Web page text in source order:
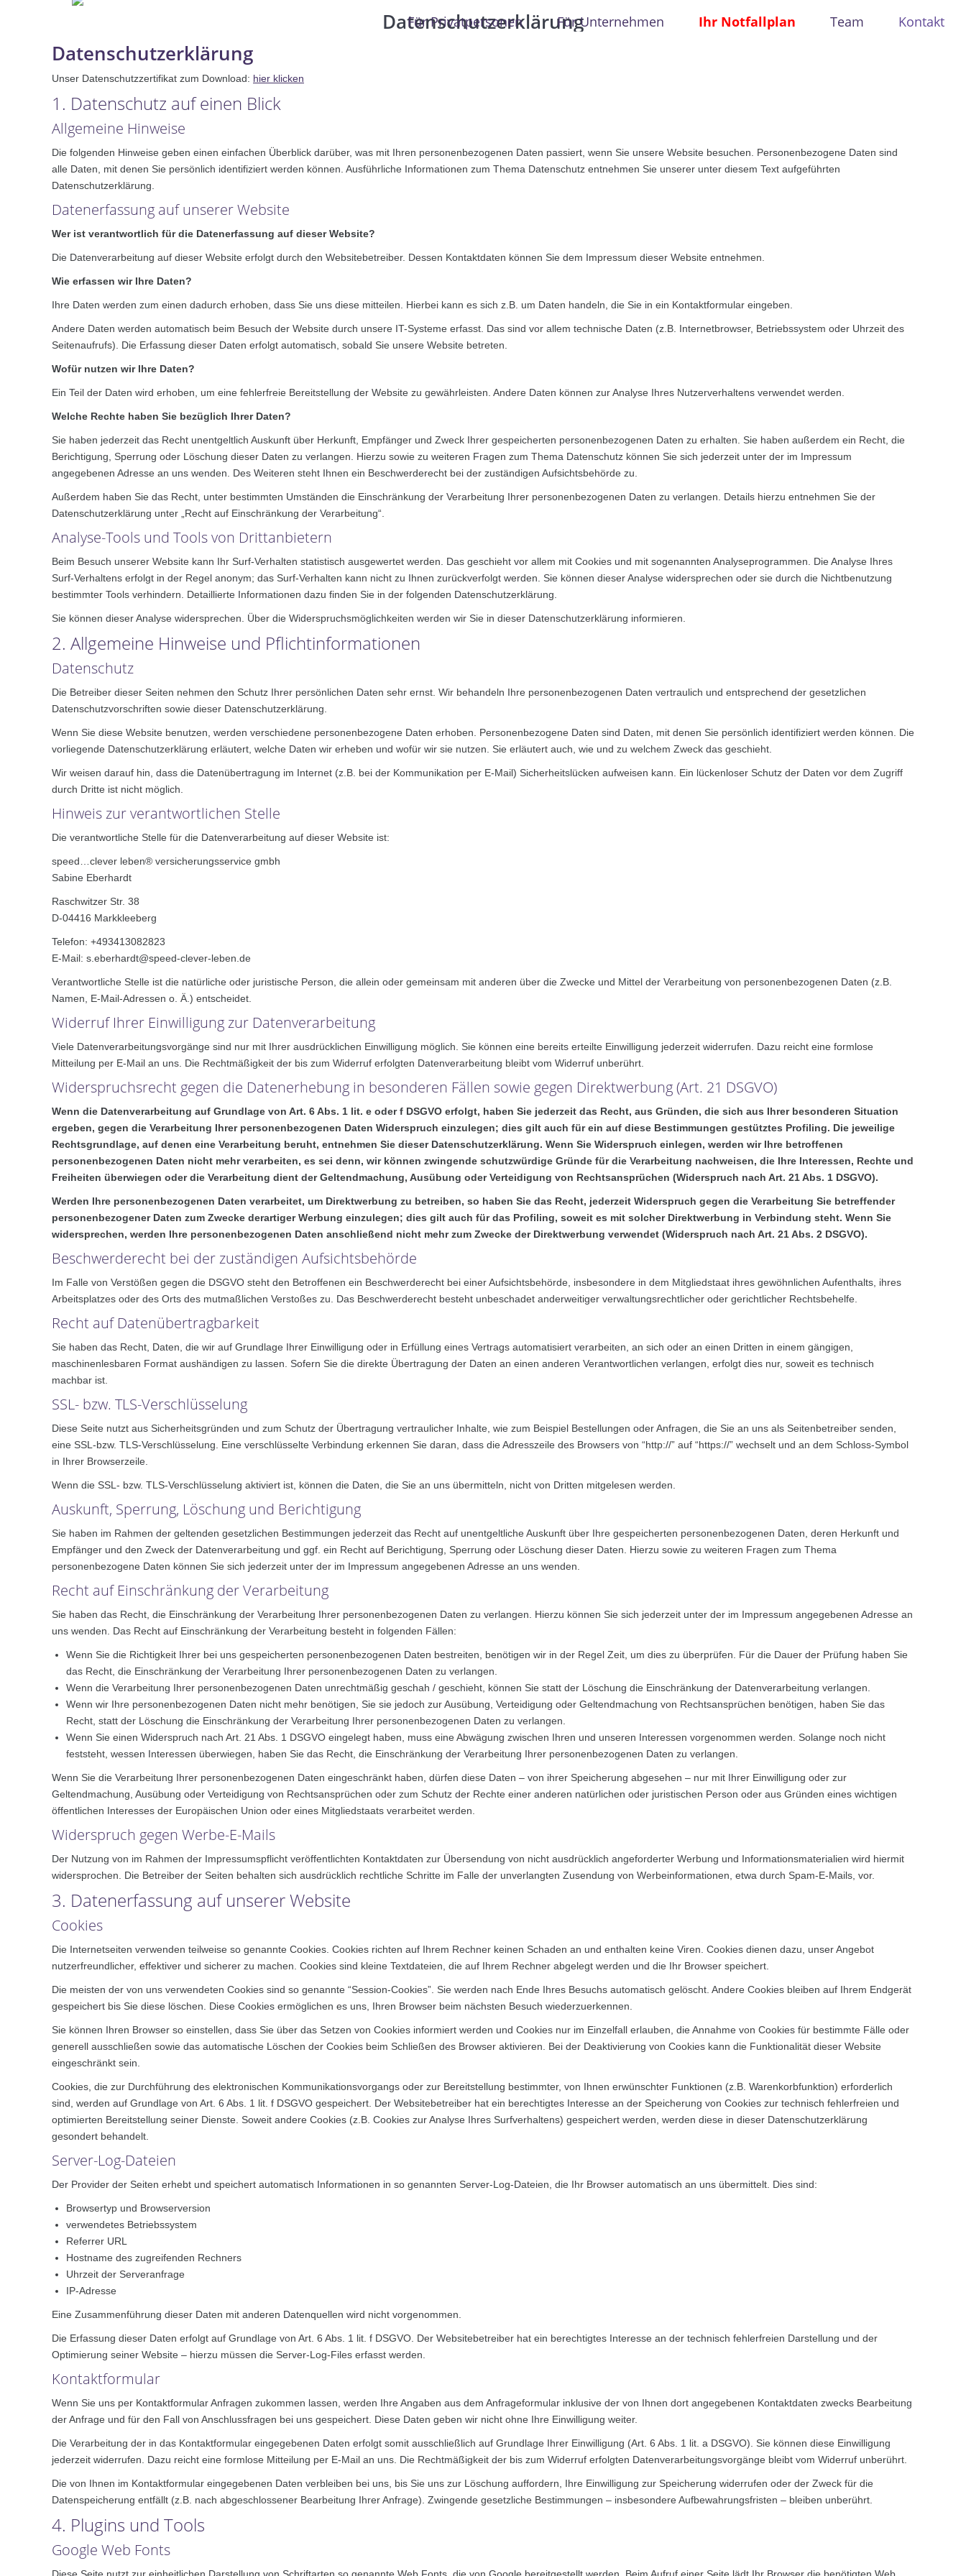
Für Privatpersonen Für Unternehmen Ihr Notfallplan Team Kontakt
Datenschutzerklärung
Datenschutzerklärung
Unser Datenschutzzertifikat zum Download: hier klicken
1. Datenschutz auf einen Blick
Allgemeine Hinweise
Die folgenden Hinweise geben einen einfachen Überblick darüber, was mit Ihren personenbezogenen Daten passiert, wenn Sie unsere Website besuchen. Personenbezogene Daten sind
alle Daten, mit denen Sie persönlich identifiziert werden können. Ausführliche Informationen zum Thema Datenschutz entnehmen Sie unserer unter diesem Text aufgeführten
Datenschutzerklärung.
Datenerfassung auf unserer Website
Wer ist verantwortlich für die Datenerfassung auf dieser Website?
Die Datenverarbeitung auf dieser Website erfolgt durch den Websitebetreiber. Dessen Kontaktdaten können Sie dem Impressum dieser Website entnehmen.
Wie erfassen wir Ihre Daten?
Ihre Daten werden zum einen dadurch erhoben, dass Sie uns diese mitteilen. Hierbei kann es sich z.B. um Daten handeln, die Sie in ein Kontaktformular eingeben.
Andere Daten werden automatisch beim Besuch der Website durch unsere IT-Systeme erfasst. Das sind vor allem technische Daten (z.B. Internetbrowser, Betriebssystem oder Uhrzeit des
Seitenaufrufs). Die Erfassung dieser Daten erfolgt automatisch, sobald Sie unsere Website betreten.
Wofür nutzen wir Ihre Daten?
Ein Teil der Daten wird erhoben, um eine fehlerfreie Bereitstellung der Website zu gewährleisten. Andere Daten können zur Analyse Ihres Nutzerverhaltens verwendet werden.
Welche Rechte haben Sie bezüglich Ihrer Daten?
Sie haben jederzeit das Recht unentgeltlich Auskunft über Herkunft, Empfänger und Zweck Ihrer gespeicherten personenbezogenen Daten zu erhalten. Sie haben außerdem ein Recht, die
Berichtigung, Sperrung oder Löschung dieser Daten zu verlangen. Hierzu sowie zu weiteren Fragen zum Thema Datenschutz können Sie sich jederzeit unter der im Impressum
angegebenen Adresse an uns wenden. Des Weiteren steht Ihnen ein Beschwerderecht bei der zuständigen Aufsichtsbehörde zu.
Außerdem haben Sie das Recht, unter bestimmten Umständen die Einschränkung der Verarbeitung Ihrer personenbezogenen Daten zu verlangen. Details hierzu entnehmen Sie der
Datenschutzerklärung unter „Recht auf Einschränkung der Verarbeitung“.
Analyse-Tools und Tools von Drittanbietern
Beim Besuch unserer Website kann Ihr Surf-Verhalten statistisch ausgewertet werden. Das geschieht vor allem mit Cookies und mit sogenannten Analyseprogrammen. Die Analyse Ihres
Surf-Verhaltens erfolgt in der Regel anonym; das Surf-Verhalten kann nicht zu Ihnen zurückverfolgt werden. Sie können dieser Analyse widersprechen oder sie durch die Nichtbenutzung
bestimmter Tools verhindern. Detaillierte Informationen dazu finden Sie in der folgenden Datenschutzerklärung.
Sie können dieser Analyse widersprechen. Über die Widerspruchsmöglichkeiten werden wir Sie in dieser Datenschutzerklärung informieren.
2. Allgemeine Hinweise und Pflichtinformationen
Datenschutz
Die Betreiber dieser Seiten nehmen den Schutz Ihrer persönlichen Daten sehr ernst. Wir behandeln Ihre personenbezogenen Daten vertraulich und entsprechend der gesetzlichen
Datenschutzvorschriften sowie dieser Datenschutzerklärung.
Wenn Sie diese Website benutzen, werden verschiedene personenbezogene Daten erhoben. Personenbezogene Daten sind Daten, mit denen Sie persönlich identifiziert werden können. Die
vorliegende Datenschutzerklärung erläutert, welche Daten wir erheben und wofür wir sie nutzen. Sie erläutert auch, wie und zu welchem Zweck das geschieht.
Wir weisen darauf hin, dass die Datenübertragung im Internet (z.B. bei der Kommunikation per E-Mail) Sicherheitslücken aufweisen kann. Ein lückenloser Schutz der Daten vor dem Zugriff
durch Dritte ist nicht möglich.
Hinweis zur verantwortlichen Stelle
Die verantwortliche Stelle für die Datenverarbeitung auf dieser Website ist:
speed…clever leben® versicherungsservice gmbh
Sabine Eberhardt
Raschwitzer Str. 38
D-04416 Markkleeberg
Telefon: +493413082823
E-Mail: s.eberhardt@speed-clever-leben.de
Verantwortliche Stelle ist die natürliche oder juristische Person, die allein oder gemeinsam mit anderen über die Zwecke und Mittel der Verarbeitung von personenbezogenen Daten (z.B.
Namen, E-Mail-Adressen o. Ä.) entscheidet.
Widerruf Ihrer Einwilligung zur Datenverarbeitung
Viele Datenverarbeitungsvorgänge sind nur mit Ihrer ausdrücklichen Einwilligung möglich. Sie können eine bereits erteilte Einwilligung jederzeit widerrufen. Dazu reicht eine formlose
Mitteilung per E-Mail an uns. Die Rechtmäßigkeit der bis zum Widerruf erfolgten Datenverarbeitung bleibt vom Widerruf unberührt.
Widerspruchsrecht gegen die Datenerhebung in besonderen Fällen sowie gegen Direktwerbung (Art. 21 DSGVO)
Wenn die Datenverarbeitung auf Grundlage von Art. 6 Abs. 1 lit. e oder f DSGVO erfolgt, haben Sie jederzeit das Recht, aus Gründen, die sich aus Ihrer besonderen Situation
ergeben, gegen die Verarbeitung Ihrer personenbezogenen Daten Widerspruch einzulegen; dies gilt auch für ein auf diese Bestimmungen gestütztes Profiling. Die jeweilige
Rechtsgrundlage, auf denen eine Verarbeitung beruht, entnehmen Sie dieser Datenschutzerklärung. Wenn Sie Widerspruch einlegen, werden wir Ihre betroffenen
personenbezogenen Daten nicht mehr verarbeiten, es sei denn, wir können zwingende schutzwürdige Gründe für die Verarbeitung nachweisen, die Ihre Interessen, Rechte und
Freiheiten überwiegen oder die Verarbeitung dient der Geltendmachung, Ausübung oder Verteidigung von Rechtsansprüchen (Widerspruch nach Art. 21 Abs. 1 DSGVO).
Werden Ihre personenbezogenen Daten verarbeitet, um Direktwerbung zu betreiben, so haben Sie das Recht, jederzeit Widerspruch gegen die Verarbeitung Sie betreffender
personenbezogener Daten zum Zwecke derartiger Werbung einzulegen; dies gilt auch für das Profiling, soweit es mit solcher Direktwerbung in Verbindung steht. Wenn Sie
widersprechen, werden Ihre personenbezogenen Daten anschließend nicht mehr zum Zwecke der Direktwerbung verwendet (Widerspruch nach Art. 21 Abs. 2 DSGVO).
Beschwerderecht bei der zuständigen Aufsichtsbehörde
Im Falle von Verstößen gegen die DSGVO steht den Betroffenen ein Beschwerderecht bei einer Aufsichtsbehörde, insbesondere in dem Mitgliedstaat ihres gewöhnlichen Aufenthalts, ihres
Arbeitsplatzes oder des Orts des mutmaßlichen Verstoßes zu. Das Beschwerderecht besteht unbeschadet anderweitiger verwaltungsrechtlicher oder gerichtlicher Rechtsbehelfe.
Recht auf Datenübertragbarkeit
Sie haben das Recht, Daten, die wir auf Grundlage Ihrer Einwilligung oder in Erfüllung eines Vertrags automatisiert verarbeiten, an sich oder an einen Dritten in einem gängigen,
maschinenlesbaren Format aushändigen zu lassen. Sofern Sie die direkte Übertragung der Daten an einen anderen Verantwortlichen verlangen, erfolgt dies nur, soweit es technisch
machbar ist.
SSL- bzw. TLS-Verschlüsselung
Diese Seite nutzt aus Sicherheitsgründen und zum Schutz der Übertragung vertraulicher Inhalte, wie zum Beispiel Bestellungen oder Anfragen, die Sie an uns als Seitenbetreiber senden,
eine SSL-bzw. TLS-Verschlüsselung. Eine verschlüsselte Verbindung erkennen Sie daran, dass die Adresszeile des Browsers von “http://” auf “https://” wechselt und an dem Schloss-Symbol
in Ihrer Browserzeile.
Wenn die SSL- bzw. TLS-Verschlüsselung aktiviert ist, können die Daten, die Sie an uns übermitteln, nicht von Dritten mitgelesen werden.
Auskunft, Sperrung, Löschung und Berichtigung
Sie haben im Rahmen der geltenden gesetzlichen Bestimmungen jederzeit das Recht auf unentgeltliche Auskunft über Ihre gespeicherten personenbezogenen Daten, deren Herkunft und
Empfänger und den Zweck der Datenverarbeitung und ggf. ein Recht auf Berichtigung, Sperrung oder Löschung dieser Daten. Hierzu sowie zu weiteren Fragen zum Thema
personenbezogene Daten können Sie sich jederzeit unter der im Impressum angegebenen Adresse an uns wenden.
Recht auf Einschränkung der Verarbeitung
Sie haben das Recht, die Einschränkung der Verarbeitung Ihrer personenbezogenen Daten zu verlangen. Hierzu können Sie sich jederzeit unter der im Impressum angegebenen Adresse an
uns wenden. Das Recht auf Einschränkung der Verarbeitung besteht in folgenden Fällen:
Wenn Sie die Richtigkeit Ihrer bei uns gespeicherten personenbezogenen Daten bestreiten, benötigen wir in der Regel Zeit, um dies zu überprüfen. Für die Dauer der Prüfung haben Sie
das Recht, die Einschränkung der Verarbeitung Ihrer personenbezogenen Daten zu verlangen.
Wenn die Verarbeitung Ihrer personenbezogenen Daten unrechtmäßig geschah / geschieht, können Sie statt der Löschung die Einschränkung der Datenverarbeitung verlangen.
Wenn wir Ihre personenbezogenen Daten nicht mehr benötigen, Sie sie jedoch zur Ausübung, Verteidigung oder Geltendmachung von Rechtsansprüchen benötigen, haben Sie das
Recht, statt der Löschung die Einschränkung der Verarbeitung Ihrer personenbezogenen Daten zu verlangen.
Wenn Sie einen Widerspruch nach Art. 21 Abs. 1 DSGVO eingelegt haben, muss eine Abwägung zwischen Ihren und unseren Interessen vorgenommen werden. Solange noch nicht
feststeht, wessen Interessen überwiegen, haben Sie das Recht, die Einschränkung der Verarbeitung Ihrer personenbezogenen Daten zu verlangen.
Wenn Sie die Verarbeitung Ihrer personenbezogenen Daten eingeschränkt haben, dürfen diese Daten – von ihrer Speicherung abgesehen – nur mit Ihrer Einwilligung oder zur
Geltendmachung, Ausübung oder Verteidigung von Rechtsansprüchen oder zum Schutz der Rechte einer anderen natürlichen oder juristischen Person oder aus Gründen eines wichtigen
öffentlichen Interesses der Europäischen Union oder eines Mitgliedstaats verarbeitet werden.
Widerspruch gegen Werbe-E-Mails
Der Nutzung von im Rahmen der Impressumspflicht veröffentlichten Kontaktdaten zur Übersendung von nicht ausdrücklich angeforderter Werbung und Informationsmaterialien wird hiermit
widersprochen. Die Betreiber der Seiten behalten sich ausdrücklich rechtliche Schritte im Falle der unverlangten Zusendung von Werbeinformationen, etwa durch Spam-E-Mails, vor.
3. Datenerfassung auf unserer Website
Cookies
Die Internetseiten verwenden teilweise so genannte Cookies. Cookies richten auf Ihrem Rechner keinen Schaden an und enthalten keine Viren. Cookies dienen dazu, unser Angebot
nutzerfreundlicher, effektiver und sicherer zu machen. Cookies sind kleine Textdateien, die auf Ihrem Rechner abgelegt werden und die Ihr Browser speichert.
Die meisten der von uns verwendeten Cookies sind so genannte “Session-Cookies”. Sie werden nach Ende Ihres Besuchs automatisch gelöscht. Andere Cookies bleiben auf Ihrem Endgerät
gespeichert bis Sie diese löschen. Diese Cookies ermöglichen es uns, Ihren Browser beim nächsten Besuch wiederzuerkennen.
Sie können Ihren Browser so einstellen, dass Sie über das Setzen von Cookies informiert werden und Cookies nur im Einzelfall erlauben, die Annahme von Cookies für bestimmte Fälle oder
generell ausschließen sowie das automatische Löschen der Cookies beim Schließen des Browser aktivieren. Bei der Deaktivierung von Cookies kann die Funktionalität dieser Website
eingeschränkt sein.
Cookies, die zur Durchführung des elektronischen Kommunikationsvorgangs oder zur Bereitstellung bestimmter, von Ihnen erwünschter Funktionen (z.B. Warenkorbfunktion) erforderlich
sind, werden auf Grundlage von Art. 6 Abs. 1 lit. f DSGVO gespeichert. Der Websitebetreiber hat ein berechtigtes Interesse an der Speicherung von Cookies zur technisch fehlerfreien und
optimierten Bereitstellung seiner Dienste. Soweit andere Cookies (z.B. Cookies zur Analyse Ihres Surfverhaltens) gespeichert werden, werden diese in dieser Datenschutzerklärung
gesondert behandelt.
Server-Log-Dateien
Der Provider der Seiten erhebt und speichert automatisch Informationen in so genannten Server-Log-Dateien, die Ihr Browser automatisch an uns übermittelt. Dies sind:
Browsertyp und Browserversion
verwendetes Betriebssystem
Referrer URL
Hostname des zugreifenden Rechners
Uhrzeit der Serveranfrage
IP-Adresse
Eine Zusammenführung dieser Daten mit anderen Datenquellen wird nicht vorgenommen.
Die Erfassung dieser Daten erfolgt auf Grundlage von Art. 6 Abs. 1 lit. f DSGVO. Der Websitebetreiber hat ein berechtigtes Interesse an der technisch fehlerfreien Darstellung und der
Optimierung seiner Website – hierzu müssen die Server-Log-Files erfasst werden.
Kontaktformular
Wenn Sie uns per Kontaktformular Anfragen zukommen lassen, werden Ihre Angaben aus dem Anfrageformular inklusive der von Ihnen dort angegebenen Kontaktdaten zwecks Bearbeitung
der Anfrage und für den Fall von Anschlussfragen bei uns gespeichert. Diese Daten geben wir nicht ohne Ihre Einwilligung weiter.
Die Verarbeitung der in das Kontaktformular eingegebenen Daten erfolgt somit ausschließlich auf Grundlage Ihrer Einwilligung (Art. 6 Abs. 1 lit. a DSGVO). Sie können diese Einwilligung
jederzeit widerrufen. Dazu reicht eine formlose Mitteilung per E-Mail an uns. Die Rechtmäßigkeit der bis zum Widerruf erfolgten Datenverarbeitungsvorgänge bleibt vom Widerruf unberührt.
Die von Ihnen im Kontaktformular eingegebenen Daten verbleiben bei uns, bis Sie uns zur Löschung auffordern, Ihre Einwilligung zur Speicherung widerrufen oder der Zweck für die
Datenspeicherung entfällt (z.B. nach abgeschlossener Bearbeitung Ihrer Anfrage). Zwingende gesetzliche Bestimmungen – insbesondere Aufbewahrungsfristen – bleiben unberührt.
4. Plugins und Tools
Google Web Fonts